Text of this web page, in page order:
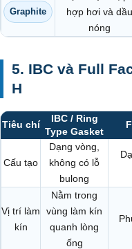
Graphite
hợp hơi và dầu
nóng
5. IBC và Full
H
Tiêu chí
IBC / Ring
Type Gasket
Cấu tạo
Dạng vòng,
không có lỗ
bulong
Vị trí làm
kín
Nằm trong
vùng làm kín
quanh lòng
ống